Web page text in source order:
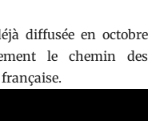
diffusée en octobre
le chemin des